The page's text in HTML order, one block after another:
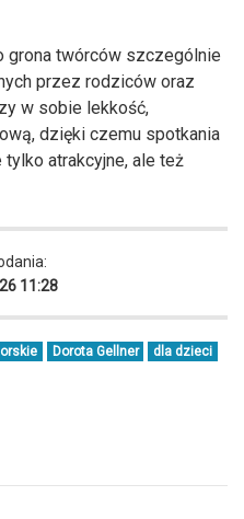
grona twórców szczególnie
przez rodziców oraz
w sobie lekkość,
dzięki czemu spotkania
atrakcyjne, ale też
11:28
Dorota Gellner dla dzieci